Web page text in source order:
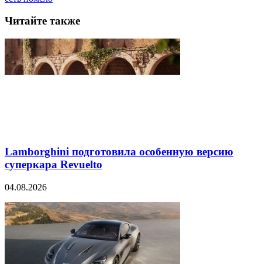
Читайте также
Lamborghini подготовила особенную версию
суперкара Revuelto
04.08.2026